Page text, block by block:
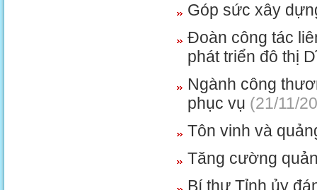
Góp sức xây
Đoàn công tác
phát triển đô thị
Ngành công
phục vụ (21/11/
Tôn vinh và
Tăng cường
Bí thư Tỉnh ủy